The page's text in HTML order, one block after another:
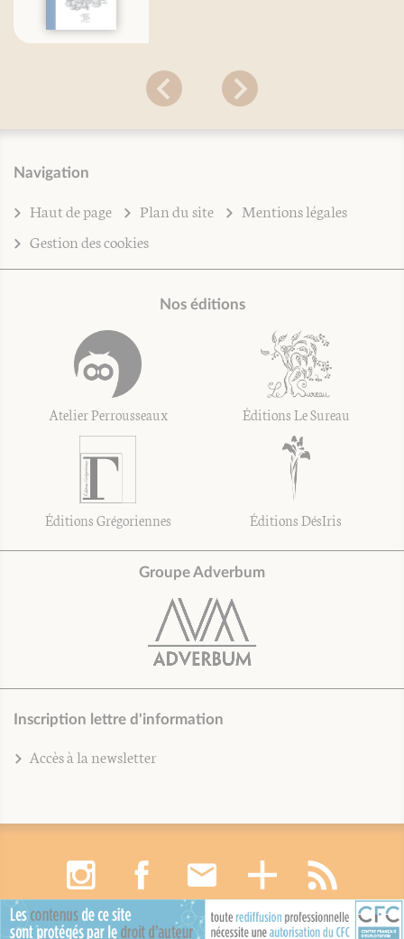
Navigation
Haut de page Plan du site
Mentions légales
Gestion des cookies
Nos éditions
Atelier Perrousseaux Éditions Le Sureau
Éditions Grégoriennes Éditions DésIris
Groupe Adverbum
Inscription lettre d'information
Accès à la newsletter